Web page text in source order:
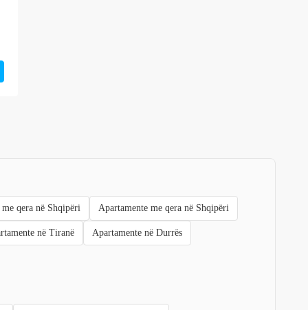
me qera në Shqipëri Apartamente me qera në Shqipëri
në Tiranë Apartamente në Durrës